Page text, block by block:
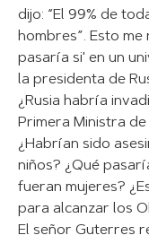
dijo: “El 99% de
hombres”. Esto
pasaría si' en un
la presidenta de
¿Rusia habría
Primera Ministra
¿Habrían sido
niños? ¿Qué
fueran mujeres?
para alcanzar los
El señor Guterres